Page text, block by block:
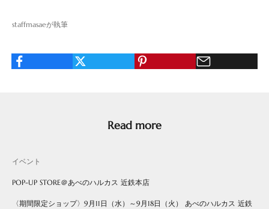
staffmasaeが執筆
Read more
イベント
POP-UP STORE＠あべのハルカス 近鉄本店
〈期間限定ショップ〉9月11日（水）～9月18日（火） あべのハルカス 近鉄